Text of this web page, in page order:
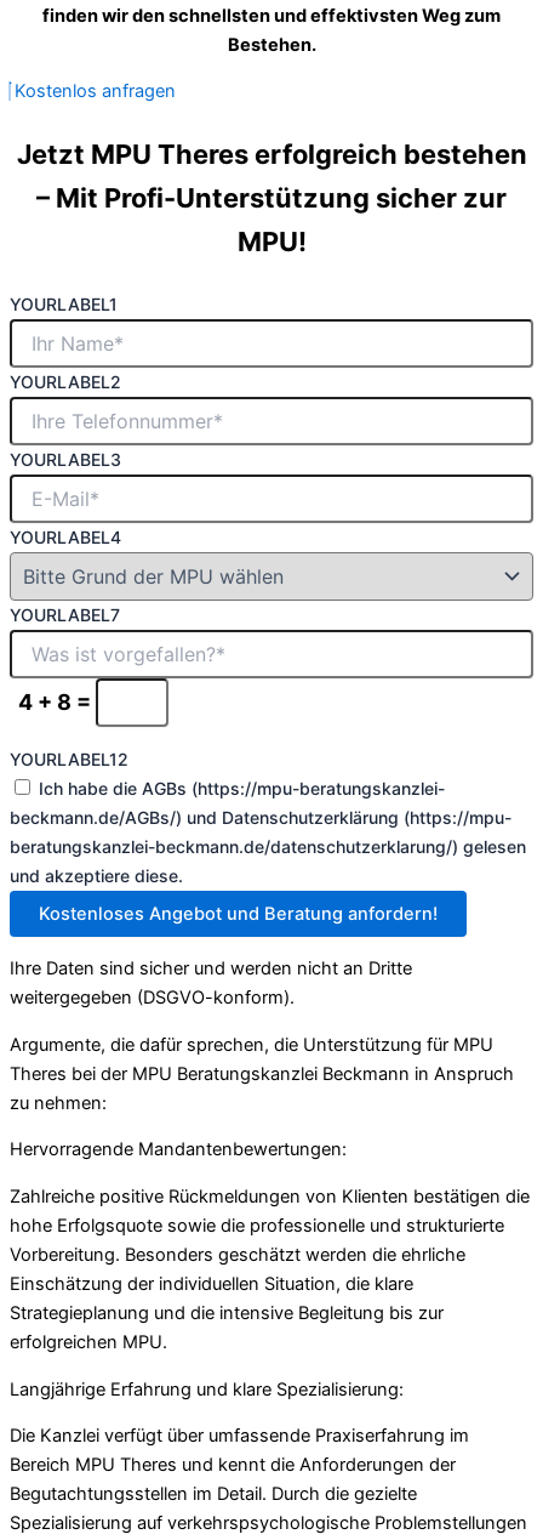
finden wir den schnellsten und effektivsten Weg zum
Bestehen.
Kostenlos anfragen
Jetzt MPU Theres erfolgreich bestehen
– Mit Profi-Unterstützung sicher zur
MPU!
YOURLABEL1
YOURLABEL2
YOURLABEL3
YOURLABEL4
YOURLABEL7
4 + 8 =
YOURLABEL12
Ich habe die AGBs (https://mpu-beratungskanzlei-
beckmann.de/AGBs/) und Datenschutzerklärung (https://mpu-
beratungskanzlei-beckmann.de/datenschutzerklarung/) gelesen
und akzeptiere diese.
Kostenloses Angebot und Beratung anfordern!
Ihre Daten sind sicher und werden nicht an Dritte
weitergegeben (DSGVO-konform).
Argumente, die dafür sprechen, die Unterstützung für MPU
Theres bei der MPU Beratungskanzlei Beckmann in Anspruch
zu nehmen:
Hervorragende Mandantenbewertungen:
Zahlreiche positive Rückmeldungen von Klienten bestätigen die
hohe Erfolgsquote sowie die professionelle und strukturierte
Vorbereitung. Besonders geschätzt werden die ehrliche
Einschätzung der individuellen Situation, die klare
Strategieplanung und die intensive Begleitung bis zur
erfolgreichen MPU.
Langjährige Erfahrung und klare Spezialisierung:
Die Kanzlei verfügt über umfassende Praxiserfahrung im
Bereich MPU Theres und kennt die Anforderungen der
Begutachtungsstellen im Detail. Durch die gezielte
Spezialisierung auf verkehrspsychologische Problemstellungen